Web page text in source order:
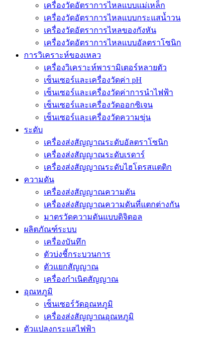
เครื่องวัดอัตราการไหลแบบแม่เหล็ก
เครื่องวัดอัตราการไหลแบบกระแสน้ำวน
เครื่องวัดอัตราการไหลของกังหัน
เครื่องวัดอัตราการไหลแบบอัลตราโซนิก
การวิเคราะห์ของเหลว
เครื่องวิเคราะห์พารามิเตอร์หลายตัว
เซ็นเซอร์และเครื่องวัดค่า pH
เซ็นเซอร์และเครื่องวัดค่าการนำไฟฟ้า
เซ็นเซอร์และเครื่องวัดออกซิเจน
เซ็นเซอร์และเครื่องวัดความขุ่น
ระดับ
เครื่องส่งสัญญาณระดับอัลตราโซนิก
เครื่องส่งสัญญาณระดับเรดาร์
เครื่องส่งสัญญาณระดับไฮโดรสแตติก
ความดัน
เครื่องส่งสัญญาณความดัน
เครื่องส่งสัญญาณความดันที่แตกต่างกัน
มาตรวัดความดันแบบดิจิตอล
ผลิตภัณฑ์ระบบ
เครื่องบันทึก
ตัวบ่งชี้กระบวนการ
ตัวแยกสัญญาณ
เครื่องกำเนิดสัญญาณ
อุณหภูมิ
เซ็นเซอร์วัดอุณหภูมิ
เครื่องส่งสัญญาณอุณหภูมิ
ตัวแปลงกระแสไฟฟ้า